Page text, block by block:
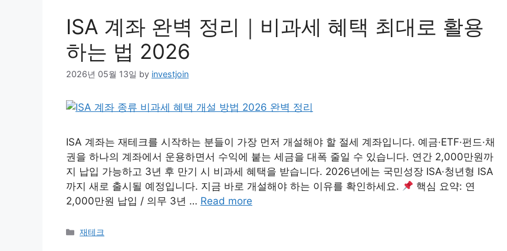
ISA 계좌 완벽 정리｜비과세 혜택 최대로 활용
하는 법 2026
2026년 05월 13일 by investjoin
ISA 계좌는 재테크를 시작하는 분들이 가장 먼저 개설해야 할 절세 계좌입니다. 예금·ETF·펀드·채
권을 하나의 계좌에서 운용하면서 수익에 붙는 세금을 대폭 줄일 수 있습니다. 연간 2,000만원까
지 납입 가능하고 3년 후 만기 시 비과세 혜택을 받습니다. 2026년에는 국민성장 ISA·청년형 ISA
까지 새로 출시될 예정입니다. 지금 바로 개설해야 하는 이유를 확인하세요.
핵심 요약: 연
2,000만원 납입 / 의무 3년 … Read more
Categories
재테크